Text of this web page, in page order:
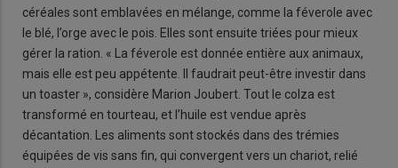
céréales sont emblavées en mélange, comme la féverole avec
le blé, l’orge avec le pois. Elles sont ensuite triées pour mieux
gérer la ration. « La féverole est donnée entière aux animaux,
mais elle est peu appétente. Il faudrait peut-être investir dans
un toaster », considère Marion Joubert. Tout le colza est
transformé en tourteau, et l’huile est vendue après
décantation. Les aliments sont stockés dans des trémies
équipées de vis sans fin, qui convergent vers un chariot, relié